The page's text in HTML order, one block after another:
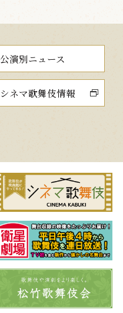
公演別ニュース
シネマ歌舞伎情報